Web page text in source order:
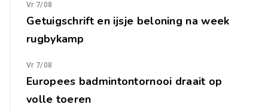
Vr 7/08
Getuigschrift en ijsje beloning na week
rugbykamp
Vr 7/08
Europees badmintontornooi draait op
volle toeren